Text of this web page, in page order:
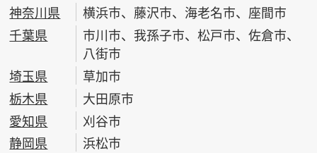
神奈川県
横浜市、藤沢市、海老名市、座間市
千葉県
市川市、我孫子市、松戸市、佐倉市、
八街市
埼玉県
草加市
栃木県
大田原市
愛知県
刈谷市
静岡県
浜松市